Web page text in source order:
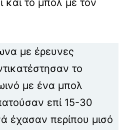
και το μπολ με τον
με έρευνες
το
με ένα μπολ
επί 15-30
έχασαν περίπου μισό